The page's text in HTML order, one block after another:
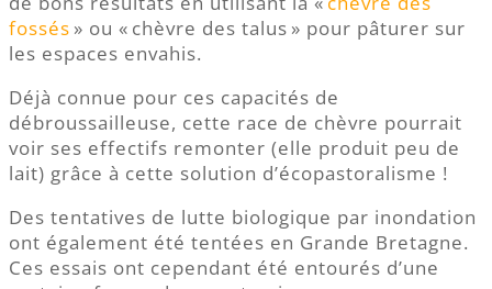
fossés » ou « chèvre des talus » pour pâturer sur
les espaces envahis.
Déjà connue pour ces capacités de
débroussailleuse, cette race de chèvre pourrait
voir ses effectifs remonter (elle produit peu de
lait) grâce à cette solution d’écopastoralisme !
Des tentatives de lutte biologique par inondation
ont également été tentées en Grande Bretagne.
Ces essais ont cependant été entourés d’une